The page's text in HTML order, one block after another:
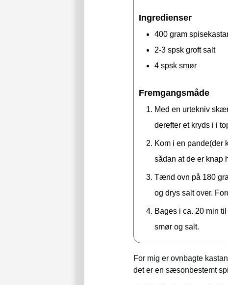
Ingredienser
400 gram
2-3 spsk groft salt
4 spsk smør
Fremgangsmåde
Med en urtekniv
derefter et kryds i i
Kom i en pande(der
sådan at de er knap
Tænd ovn på 180
og drys salt over.
Bages i ca. 20 min
smør og salt.
For mig er ovnbagte
det er en sæsonbestemt